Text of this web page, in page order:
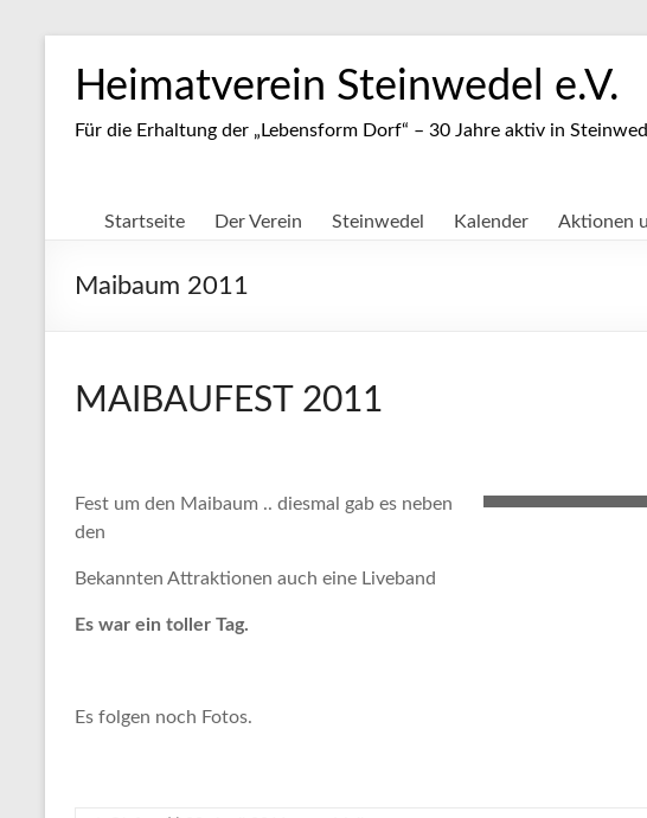
Inhalt
springenHeimatverein Steinwedel e.V.
Für die Erhaltung der „Lebensform Dorf“ – 30 Jahre aktiv in
Startseite Der Verein Steinwedel Kalender Aktionen
Maibaum 2011
MAIBAUFEST 2011
Fest um den Maibaum .. diesmal gab es neben
den
Bekannten Attraktionen auch eine Liveband
Es war ein toller Tag.
Es folgen noch Fotos.